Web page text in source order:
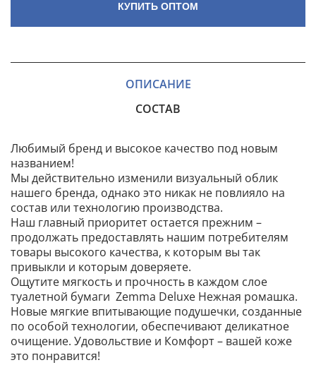
КУПИТЬ ОПТОМ
ОПИСАНИЕ
СОСТАВ
Любимый бренд и высокое качество под новым
названием!
Мы действительно изменили визуальный облик
нашего бренда, однако это никак не повлияло на
состав или технологию производства.
Наш главный приоритет остается прежним –
продолжать предоставлять нашим потребителям
товары высокого качества, к которым вы так
привыкли и которым доверяете.
Ощутите мягкость и прочность в каждом слое
туалетной бумаги Zemma Deluxe Нежная ромашка.
Новые мягкие впитывающие подушечки, созданные
по особой технологии, обеспечивают деликатное
очищение. Удовольствие и Комфорт – вашей коже
это понравится!